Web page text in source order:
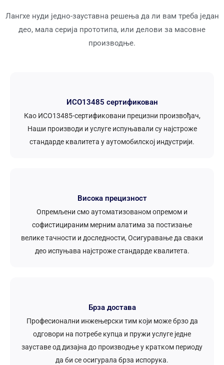
Лангхе нуди једно-зауставна решења да ли вам треба један
део, мала серија прототипа, или делови за масовне
производње.
ИСО13485 сертификован
Као ИСО13485-сертификовани прецизни произвођач,
Наши производи и услуге испуњавали су најстроже
стандарде квалитета у аутомобилској индустрији.
Висока прецизност
Опремљени смо аутоматизованом опремом и
софистицираним мерним алатима за постизање
велике тачности и доследности, Осигуравање да сваки
део испуњава најстроже стандарде квалитета.
Брза достава
Професионални инжењерски тим који може брзо да
одговори на потребе купца и пружи услуге једне
зауставе од дизајна до производње у кратком периоду
да би се осигурала брза испорука.